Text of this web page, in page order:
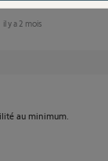
il y a 2 mois
au minimum.